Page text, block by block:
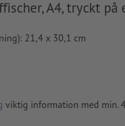
A4, tryckt på
21,4 x 30,1 cm
viktig information med min.